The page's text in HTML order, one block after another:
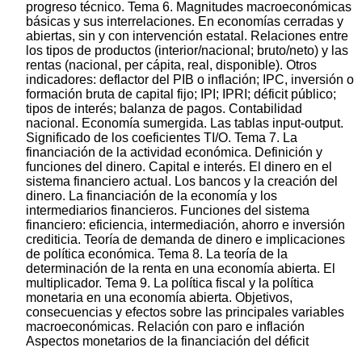
progreso técnico. Tema 6. Magnitudes macroeconómicas
básicas y sus interrelaciones. En economías cerradas y
abiertas, sin y con intervención estatal. Relaciones entre
los tipos de productos (interior/nacional; bruto/neto) y las
rentas (nacional, per cápita, real, disponible). Otros
indicadores: deflactor del PIB o inflación; IPC, inversión o
formación bruta de capital fijo; IPI; IPRI; déficit público;
tipos de interés; balanza de pagos. Contabilidad
nacional. Economía sumergida. Las tablas input-output.
Significado de los coeficientes TI/O. Tema 7. La
financiación de la actividad económica. Definición y
funciones del dinero. Capital e interés. El dinero en el
sistema financiero actual. Los bancos y la creación del
dinero. La financiación de la economía y los
intermediarios financieros. Funciones del sistema
financiero: eficiencia, intermediación, ahorro e inversión
crediticia. Teoría de demanda de dinero e implicaciones
de política económica. Tema 8. La teoría de la
determinación de la renta en una economía abierta. El
multiplicador. Tema 9. La política fiscal y la política
monetaria en una economía abierta. Objetivos,
consecuencias y efectos sobre las principales variables
macroeconómicas. Relación con paro e inflación
Aspectos monetarios de la financiación del déficit